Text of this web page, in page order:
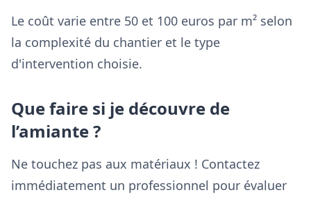
Le coût varie entre 50 et 100 euros par m² selon
la complexité du chantier et le type
d'intervention choisie.
Que faire si je découvre de
l’amiante ?
Ne touchez pas aux matériaux ! Contactez
immédiatement un professionnel pour évaluer